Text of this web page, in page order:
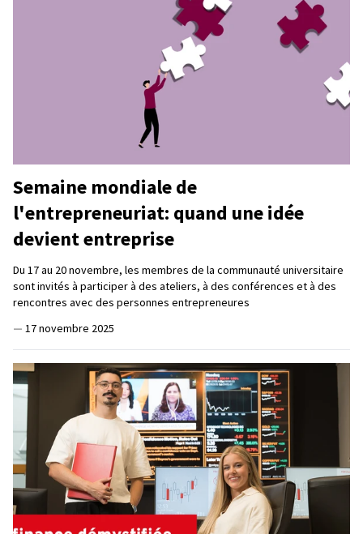
Semaine mondiale de
l'entrepreneuriat: quand une idée
devient entreprise
Du 17 au 20 novembre, les membres de la communauté universitaire
sont invités à participer à des ateliers, à des conférences et à des
rencontres avec des personnes entrepreneures
— 17 novembre 2025